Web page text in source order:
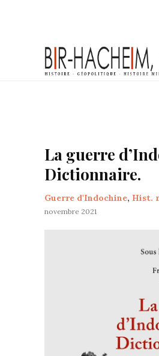
La guerre
Dictionnaire.
Guerre d'Indochine, Hist.
novembre 2021